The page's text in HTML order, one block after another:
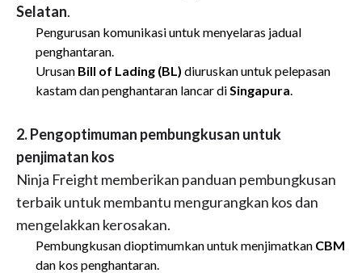
Selatan.
Pengurusan komunikasi untuk menyelaras jadual
penghantaran.
Urusan Bill of Lading (BL) diuruskan untuk pelepasan
kastam dan penghantaran lancar diSingapura.
2. Pengoptimuman pembungkusan untuk
penjimatan kos
Ninja Freight memberikan panduan pembungkusan
terbaik untuk membantu mengurangkan kos dan
mengelakkan kerosakan.
Pembungkusan dioptimumkan untuk menjimatkan CBM
dan kos penghantaran.